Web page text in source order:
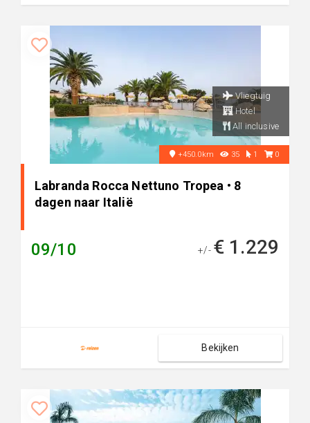
Vliegtuig
Hotel
All inclusive
+450.0km 35 1 0
Labranda Rocca Nettuno Tropea • 8
dagen naar Italië
09/10 +/- € 1.229
Bekijken